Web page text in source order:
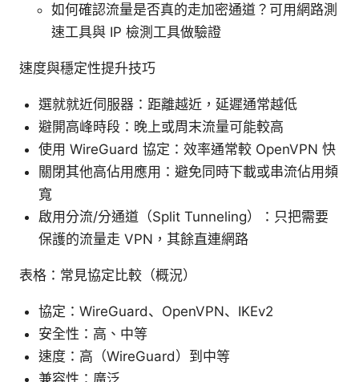
如何確認流量是否真的走加密通道？可用網路測
速工具與 IP 檢測工具做驗證
速度與穩定性提升技巧
選就就近伺服器：距離越近，延遲通常越低
避開高峰時段：晚上或周末流量可能較高
使用 WireGuard 協定：效率通常較 OpenVPN 快
關閉其他高佔用應用：避免同時下載或串流佔用頻
寬
啟用分流/分通道（Split Tunneling）：只把需要
保護的流量走 VPN，其餘直連網路
表格：常見協定比較（概況）
協定：WireGuard、OpenVPN、IKEv2
安全性：高、中等
速度：高（WireGuard）到中等
兼容性：廣泛